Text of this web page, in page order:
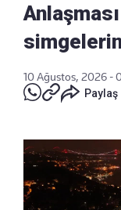
10 Ağustos, 2026 -
Paylaş